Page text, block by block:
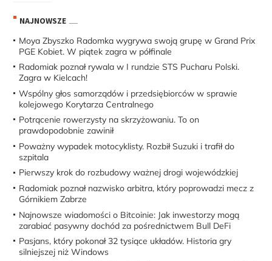
NAJNOWSZE
Moya Zbyszko Radomka wygrywa swoją grupę w Grand Prix
PGE Kobiet. W piątek zagra w półfinale
Radomiak poznał rywala w I rundzie STS Pucharu Polski.
Zagra w Kielcach!
Wspólny głos samorządów i przedsiębiorców w sprawie
kolejowego Korytarza Centralnego
Potrącenie rowerzysty na skrzyżowaniu. To on
prawdopodobnie zawinił
Poważny wypadek motocyklisty. Rozbił Suzuki i trafił do
szpitala
Pierwszy krok do rozbudowy ważnej drogi wojewódzkiej
Radomiak poznał nazwisko arbitra, który poprowadzi mecz z
Górnikiem Zabrze
Najnowsze wiadomości o Bitcoinie: Jak inwestorzy mogą
zarabiać pasywny dochód za pośrednictwem Bull DeFi
Pasjans, który pokonał 32 tysiące układów. Historia gry
silniejszej niż Windows